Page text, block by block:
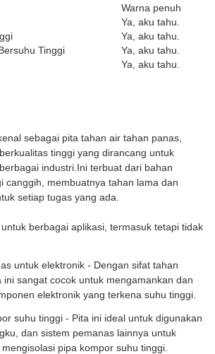
Warna penuh
Ya, aku tahu.
Ya, aku tahu.
Tinggi
Ya, aku tahu.
Ya, aku tahu.
sebagai pita tahan air tahan panas,
tinggi yang dirancang untuk
industri.Ini terbuat dari bahan
canggih, membuatnya tahan lama dan
setiap tugas yang ada.
berbagai aplikasi, termasuk tetapi tidak
untuk elektronik - Dengan sifat tahan
ini sangat cocok untuk mengamankan dan
elektronik yang terkena suhu tinggi.
suhu tinggi - Pita ini ideal untuk digunakan
dan sistem pemanas lainnya untuk
pipa kompor suhu tinggi.